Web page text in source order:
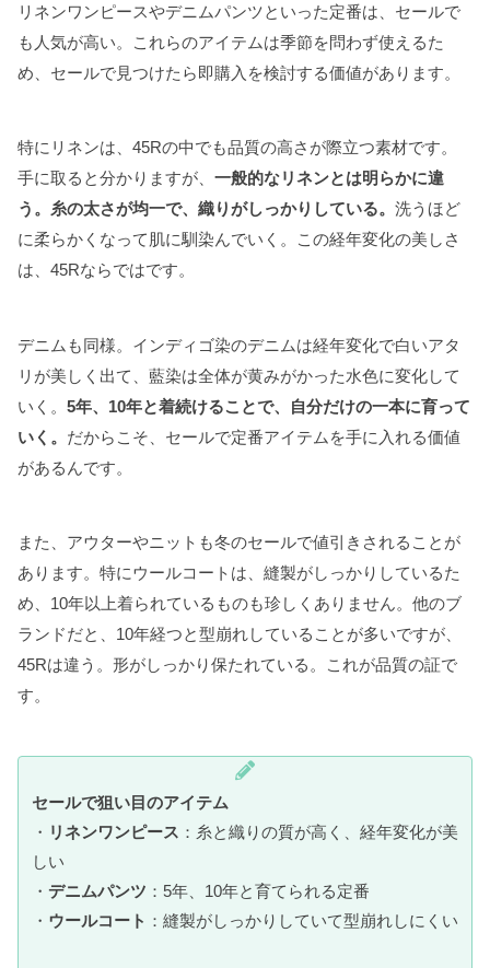
リネンワンピースやデニムパンツといった定番は、セールで
も人気が高い。これらのアイテムは季節を問わず使えるた
め、セールで見つけたら即購入を検討する価値があります。
特にリネンは、45Rの中でも品質の高さが際立つ素材です。
手に取ると分かりますが、 一般的なリネンとは明らかに違
う。糸の太さが均一で、織りがしっかりしている。 洗うほど
に柔らかくなって肌に馴染んでいく。この経年変化の美しさ
は、45Rならではです。
デニムも同様。インディゴ染のデニムは経年変化で白いアタ
リが美しく出て、藍染は全体が黄みがかった水色に変化して
いく。 5年、10年と着続けることで、自分だけの一本に育って
いく。 だからこそ、セールで定番アイテムを手に入れる価値
があるんです。
また、アウターやニットも冬のセールで値引きされることが
あります。特にウールコートは、縫製がしっかりしているた
め、10年以上着られているものも珍しくありません。他のブ
ランドだと、10年経つと型崩れしていることが多いですが、
45Rは違う。形がしっかり保たれている。これが品質の証で
す。
セールで狙い目のアイテム
・ リネンワンピース ：糸と織りの質が高く、経年変化が美
しい
・ デニムパンツ ：5年、10年と育てられる定番
・ ウールコート ：縫製がしっかりしていて型崩れしにくい